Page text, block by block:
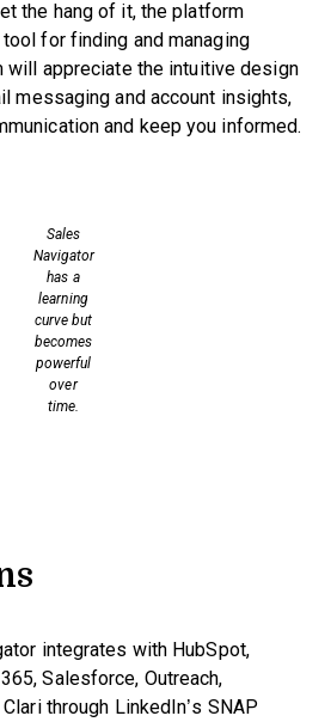
the hang of it, the platform
for finding and managing
will appreciate the intuitive design
messaging and account insights,
and keep you informed.
Sales
Navigator
has a
learning
curve but
becomes
powerful
over
time.
integrates with HubSpot,
Salesforce, Outreach,
through LinkedIn’s SNAP